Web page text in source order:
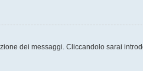
dei messaggi. Cliccandolo sarai